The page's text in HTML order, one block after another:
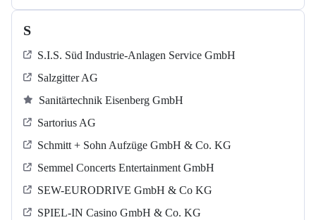
S
S.I.S. Süd Industrie-Anlagen Service GmbH
Salzgitter AG
Sanitärtechnik Eisenberg GmbH
Sartorius AG
Schmitt + Sohn Aufzüge GmbH & Co. KG
Semmel Concerts Entertainment GmbH
SEW-EURODRIVE GmbH & Co KG
SPIEL-IN Casino GmbH & Co. KG